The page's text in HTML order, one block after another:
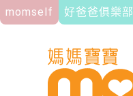
momself 好爸爸俱樂部